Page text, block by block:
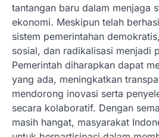
tantangan baru dalam menjaga
ekonomi. Meskipun telah
sistem pemerintahan
sosial, dan radikalisasi menjadi
Pemerintah diharapkan dapat
yang ada, meningkatkan
mendorong inovasi serta
secara kolaboratif. Dengan
masih hangat, masyarakat